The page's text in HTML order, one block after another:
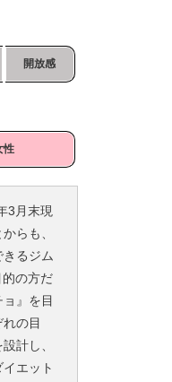
開放感
性
3月末現
らも、
るジム
の方だ
』を目
の目
計し、
エット